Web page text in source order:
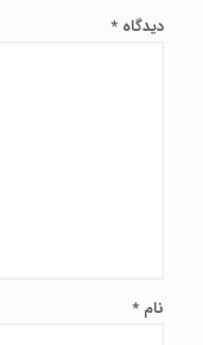
دیدگاه *
نام *